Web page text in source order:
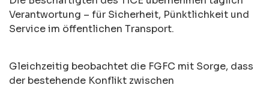
Verantwortung – für Sicherheit, Pünktlichkeit und
Service im öffentlichen Transport.
Gleichzeitig beobachtet die FGFC mit Sorge, dass
der bestehende Konflikt zwischen